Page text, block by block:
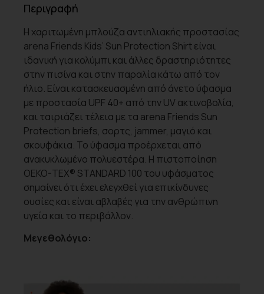
Περιγραφή
Η χαριτωμένη μπλούζα αντιηλιακής προστασίας
arena Friends Kids’ Sun Protection Shirt είναι
ιδανική για κολύμπι και άλλες δραστηριότητες
στην πισίνα και στην παραλία κάτω από τον
ήλιο. Είναι κατασκευασμένη από άνετο ύφασμα
με προστασία UPF 40+ από την UV ακτινοβολία,
και ταιριάζει τέλεια με τα arena Friends Sun
Protection briefs, σορτς, jammer, μαγιό και
σκουφάκια. Το ύφασμα προέρχεται από
ανακυκλωμένο πολυεστέρα. Η πιστοποίηση
OEKO-TEX® STANDARD 100 του υφάσματος
σημαίνει ότι έχει ελεγχθεί για επικίνδυνες
ουσίες και είναι αβλαβές για την ανθρώπινη
υγεία και το περιβάλλον.
Μεγεθολόγιο: